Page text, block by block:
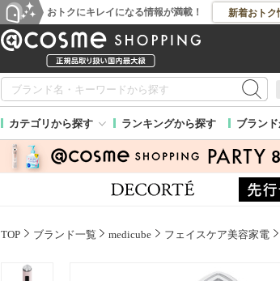
おトクにキレイになる情報が満載！ 新着おトク
カテゴリから探す ランキングから探す ブラン
TOP ブランド一覧 medicube フェイスケア美容家電